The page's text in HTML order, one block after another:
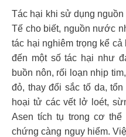
Tác hại khi sử dụng
Tế cho biết, nguồn nước
tác hại nghiêm trọng kể
đến một số tác hại như
buồn nôn, rối loạn nhịp
đỏ, thay đổi sắc tố da,
hoại tử các vết lở loét,
Asen tích tụ trong cơ
chứng càng nguy hiểm.